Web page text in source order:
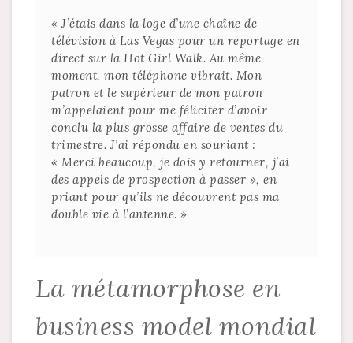
« J’étais dans la loge d’une chaîne de
télévision à Las Vegas pour un reportage en
direct sur la Hot Girl Walk. Au même
moment, mon téléphone vibrait. Mon
patron et le supérieur de mon patron
m’appelaient pour me féliciter d’avoir
conclu la plus grosse affaire de ventes du
trimestre. J’ai répondu en souriant :
« Merci beaucoup, je dois y retourner, j’ai
des appels de prospection à passer », en
priant pour qu’ils ne découvrent pas ma
double vie à l’antenne. »
La métamorphose en
business model mondial